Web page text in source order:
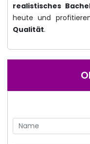
realistisches
heute und
Qualität.